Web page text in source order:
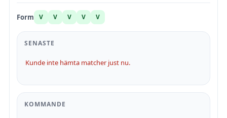
Form V V V V V
SENASTE
Kunde inte hämta matcher just nu.
KOMMANDE